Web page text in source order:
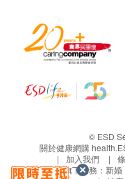
糖尿
空腹血糖
脂聯素測定
總膽紅素
直接膽紅素
中途請勿喝水或進食
(4) 近期1個月服用
服用藥物後有可能
12.關於穿戴:
(2)建議褲裝,方便穿
(3)不帶亮片、金屬
諮詢有認可資格
本服務/產品由
health.ESDlife
產品而引致的損
查詢，須向提供
© ESD
關於健康網購
加入我們
生活易旗下業務： 新婚